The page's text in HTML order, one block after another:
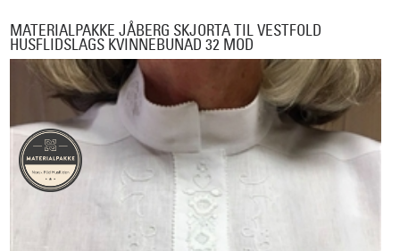
MATERIALPAKKE JÅBERG SKJORTA TIL VESTFOLD
HUSFLIDSLAGS KVINNEBUNAD 32 MOD